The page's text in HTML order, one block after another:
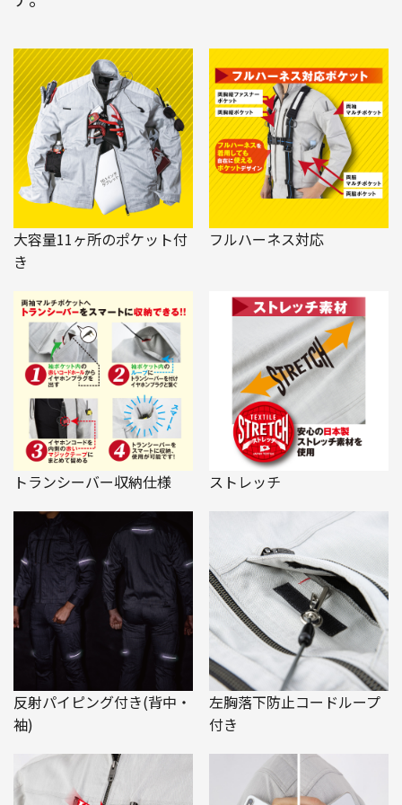
大容量11ヶ所のポケット付
き
フルハーネス対応
トランシーバー収納仕様 ストレッチ
反射パイピング付き(背中・
袖)
左胸落下防止コードループ
付き